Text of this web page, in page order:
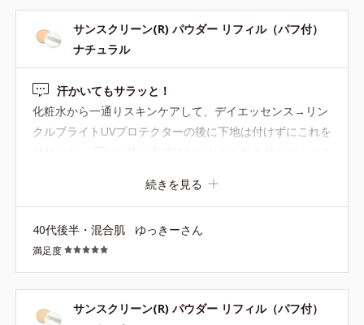
サンスクリーン(R) パウダー リフィル（パフ付）
ナチュラル
汗かいてもサラッと！
化粧水から一通りスキンケアして、デイエッセンス→リン
クルブライトUVプロテクターの後に下地は付けずにこれを
す。 汗かいてもサラサラ。 汗を抑えてるのかなと思うく
らいでびっくりです。
続きを見る
40代後半・混合肌 ゆっきーさん
満足度
サンスクリーン(R) パウダー リフィル（パフ付）